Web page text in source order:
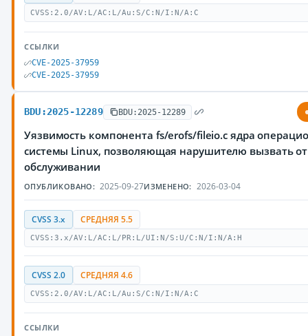
CVSS:2.0/AV:L/AC:L/Au:S/C:N/I:N/A:C
ССЫЛКИ
CVE-2025-37959
CVE-2025-37959
BDU:2025-12289 BDU:2025-12289
Уязвимость компонента fs/erofs/fileio.c ядра
системы Linux, позволяющая нарушителю вызвать
обслуживании
ОПУБЛИКОВАНО: 2025-09-27ИЗМЕНЕНО: 2026-03-04
CVSS 3.x СРЕДНЯЯ 5.5
CVSS:3.x/AV:L/AC:L/PR:L/UI:N/S:U/C:N/I:N/A:H
CVSS 2.0 СРЕДНЯЯ 4.6
CVSS:2.0/AV:L/AC:L/Au:S/C:N/I:N/A:C
ССЫЛКИ